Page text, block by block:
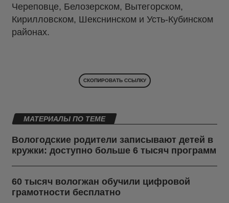
Череповце, Белозерском, Вытегорском,
Кирилловском, Шекснинском и Усть-Кубинском
районах.
СКОПИРОВАТЬ ССЫЛКУ
МАТЕРИАЛЫ ПО ТЕМЕ
Вологодские родители записывают детей в
кружки: доступно больше 6 тысяч программ
60 тысяч вологжан обучили цифровой
грамотности бесплатно